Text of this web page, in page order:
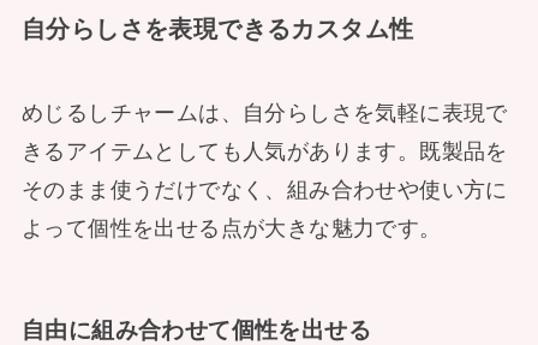
自分らしさを表現できるカスタム性
めじるしチャームは、自分らしさを気軽に表現で
きるアイテムとしても人気があります。既製品を
そのまま使うだけでなく、組み合わせや使い方に
よって個性を出せる点が大きな魅力です。
自由に組み合わせて個性を出せる